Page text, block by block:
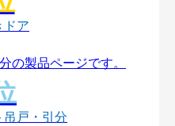
ドア
戸・引分